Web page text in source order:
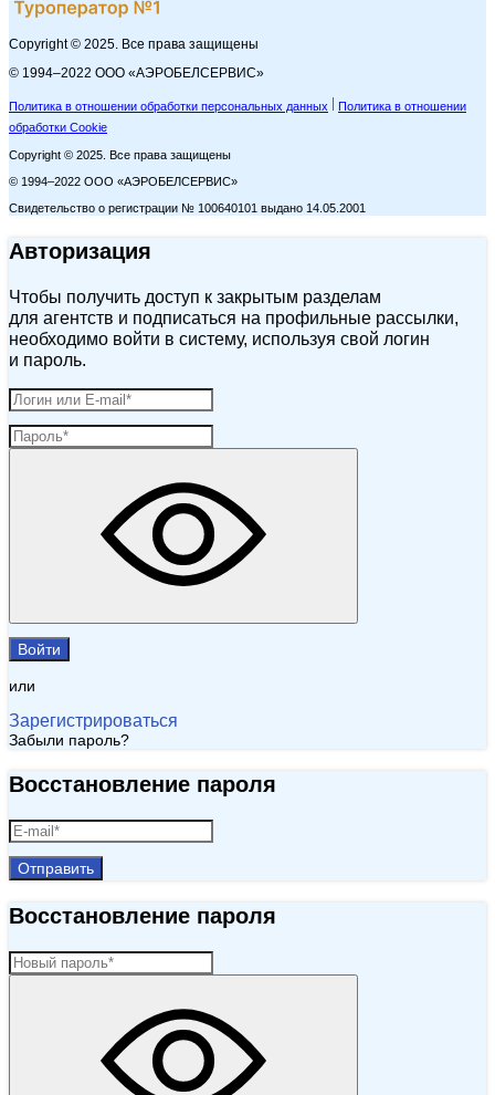
Copyright © 2025. Все права защищены
© 1994–2022 ООО «АЭРОБЕЛСЕРВИС»
Политика в отношении обработки персональных данных
Политика в отношении
обработки Cookie
Copyright © 2025. Все права защищены
© 1994–2022 ООО «АЭРОБЕЛСЕРВИС»
Свидетельство о регистрации № 100640101 выдано 14.05.2001
Авторизация
Чтобы получить доступ к закрытым разделам
для агентств и подписаться на профильные рассылки,
необходимо войти в систему, используя свой логин
и пароль.
Войти
или
Зарегистрироваться
Забыли пароль?
Восстановление пароля
Отправить
Восстановление пароля